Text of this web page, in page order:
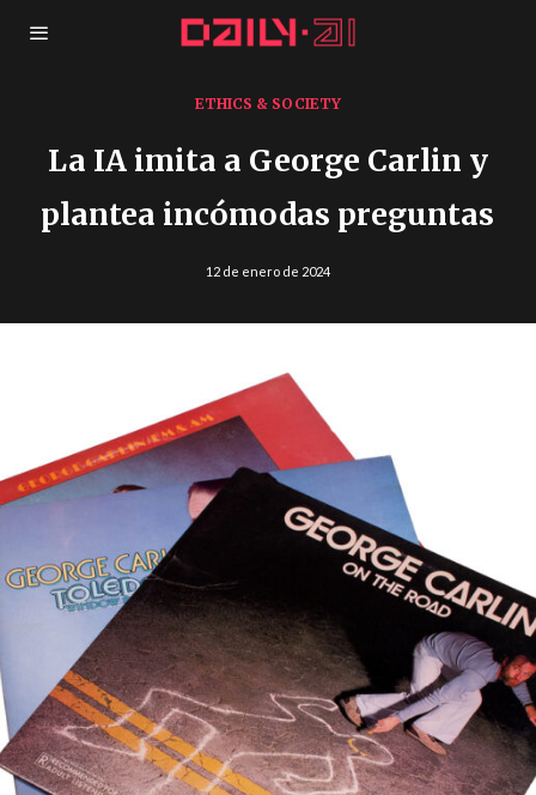
ETHICS & SOCIETY
La IA imita a George Carlin y
plantea incómodas preguntas
12 de enero de 2024